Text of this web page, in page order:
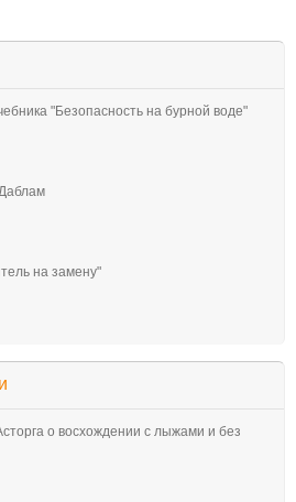
"Безопасность на бурной воде"
на замену"
о восхождении с лыжами и без